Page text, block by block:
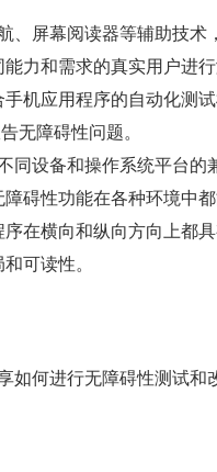
、屏幕阅读器等辅助技术
力和需求的真实用户进
机应用程序的自动化测
无障碍性问题。
设备和操作系统平台的
碍性功能在各种环境中
在横向和纵向方向上都
可读性。
如何进行无障碍性测试和